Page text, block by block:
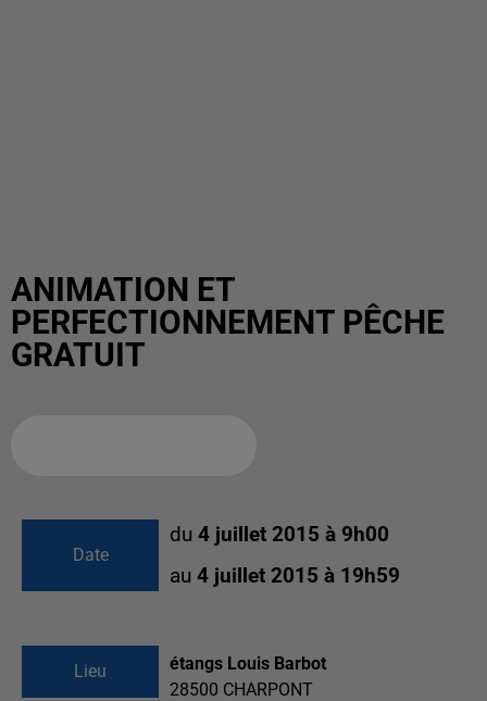
ANIMATION ET
PERFECTIONNEMENT PÊCHE
GRATUIT
Date
du 4 juillet 2015 à 9h00
au 4 juillet 2015 à 19h59
Lieu
étangs Louis Barbot
28500 CHARPONT